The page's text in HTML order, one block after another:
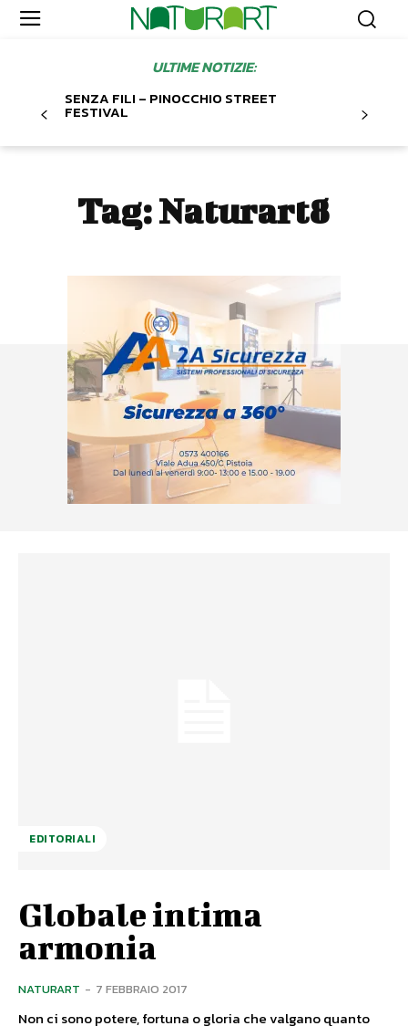
ULTIME NOTIZIE:
SENZA FILI – PINOCCHIO STREET
FESTIVAL
Tag:Naturart8
EDITORIALI
Globale intima
armonia
NATURART - 7 FEBBRAIO 2017
Non ci sono potere, fortuna o gloria che valgano quanto